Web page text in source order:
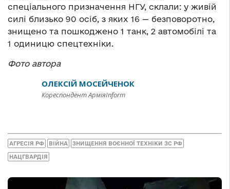
спеціального призначення НГУ, склали: у живій
силі близько 90 осіб, з яких 16 — безповоротно,
знищено та пошкоджено 1 танк, 2 автомобілі та
1 одиницю спецтехніки.
Фото автора
ОЛЕКСІЙ МОСЕЙЧЕНОК
Кореспондент АрміяInform
АГРЕСІЯ РФ ВІЙНА ЗНИЩЕННЯ ВОЄННОЇ ТЕХНІКИ ЗС РФ
НАЦГВАРДІЯ